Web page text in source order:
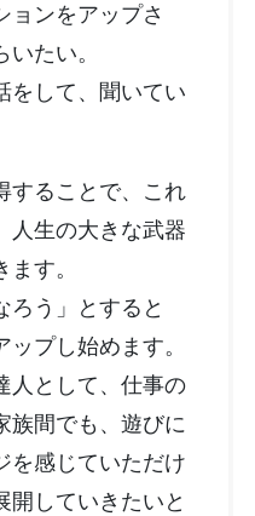
ョンをアップさ
たい。
をして、聞いてい
することで、これ
人生の大きな武器
す。
ろう」とすると
ップし始めます。
人として、仕事の
族間でも、遊びに
を感じていただけ
開していきたいと